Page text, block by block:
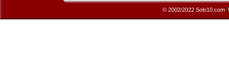
© 2002/2022 Solo10.com